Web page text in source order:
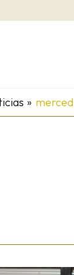
merced